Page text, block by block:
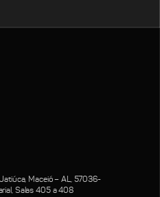
Maceió – AL, 57036-
Salas 405 a 408